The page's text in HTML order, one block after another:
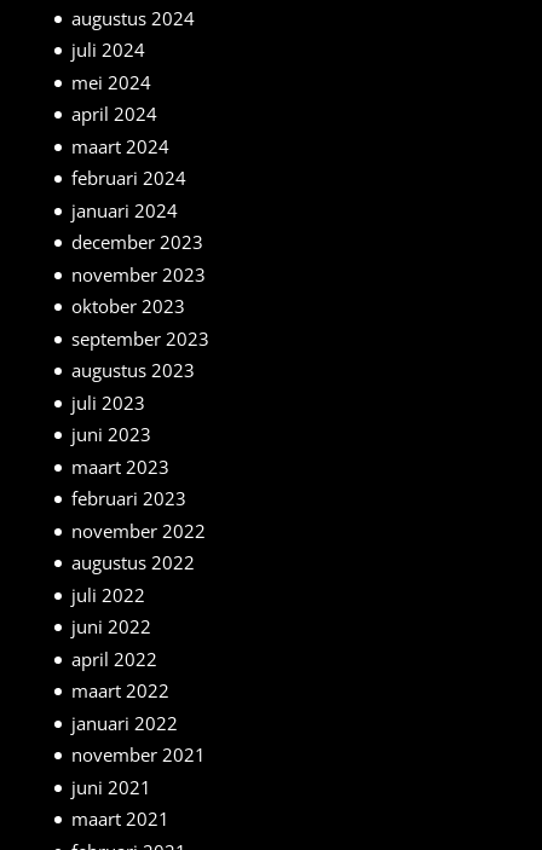
augustus 2024
juli 2024
mei 2024
april 2024
maart 2024
februari 2024
januari 2024
december 2023
november 2023
oktober 2023
september 2023
augustus 2023
juli 2023
juni 2023
maart 2023
februari 2023
november 2022
augustus 2022
juli 2022
juni 2022
april 2022
maart 2022
januari 2022
november 2021
juni 2021
maart 2021